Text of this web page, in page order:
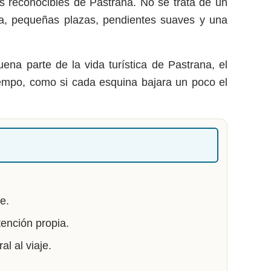
reconocibles de Pastrana. No se trata de un
pequeñas plazas, pendientes suaves y una
parte de la vida turística de Pastrana, el
como si cada esquina bajara un poco el
propia.
al viaje.